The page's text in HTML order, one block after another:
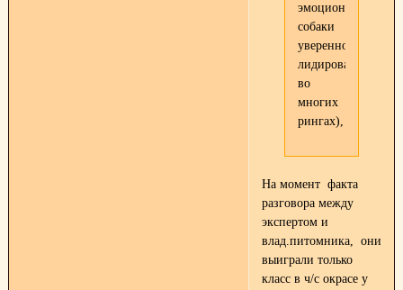
собаки
уверенно
лидировали
во
многих
рингах),
На момент факта
разговора между
экспертом и
влад.питомника, они
выиграли только
класс в ч/с окрасе у